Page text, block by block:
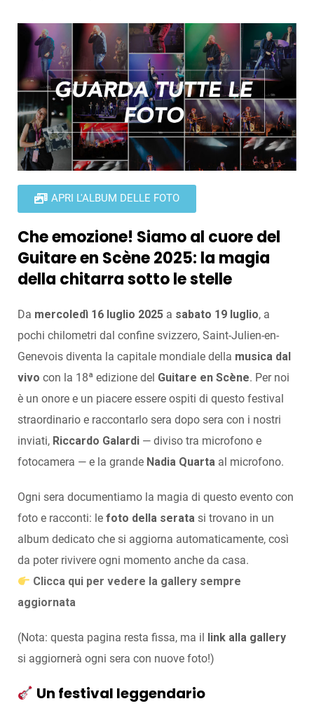
APRI L'ALBUM DELLE FOTO
Che emozione! Siamo al cuore del
Guitare en Scène 2025: la magia
della chitarra sotto le stelle
Da mercoledì 16 luglio 2025 a sabato 19 luglio, a
pochi chilometri dal confine svizzero, Saint-Julien-en-
Genevois diventa la capitale mondiale della musica dal
vivo con la 18ª edizione del Guitare en Scène. Per noi
è un onore e un piacere essere ospiti di questo festival
straordinario e raccontarlo sera dopo sera con i nostri
inviati, Riccardo Galardi — diviso tra microfono e
fotocamera — e la grande Nadia Quarta al microfono.
Ogni sera documentiamo la magia di questo evento con
foto e racconti: le foto della serata si trovano in un
album dedicato che si aggiorna automaticamente, così
da poter rivivere ogni momento anche da casa.
Clicca qui per vedere la gallery sempre
aggiornata
(Nota: questa pagina resta fissa, ma il
link alla gallery
si aggiornerà ogni sera con nuove foto!)
Un festival leggendario